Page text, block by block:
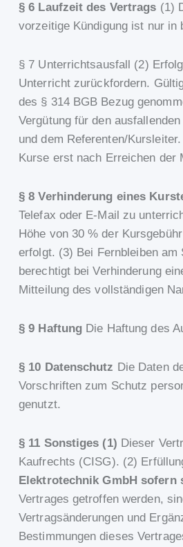
§ 6 Laufzeit des Vertrags (1)
vorzeitige Kündigung ist nur in
§ 7 Unterrichtsausfall (2)
Unterricht zurückfordern.
des § 314 BGB Bezug
Vergütung für den
und dem Referenten/
Kurse erst nach Erreichen der
§ 8 Verhinderung eines
Telefax oder E-Mail zu
Höhe von 30 % der
erfolgt. (3) Bei Fernbleiben
berechtigt bei Verhinderung
Mitteilung des vollständigen
§ 9 Haftung Die Haftung des
§ 10 Datenschutz Die Daten
Vorschriften zum Schutz
genutzt.
§ 11 Sonstiges (1) Dieser
Kaufrechts (CISG). (2)
Elektrotechnik GmbH sofern
Vertrages getroffen werden,
Vertragsänderungen und
Bestimmungen dieses